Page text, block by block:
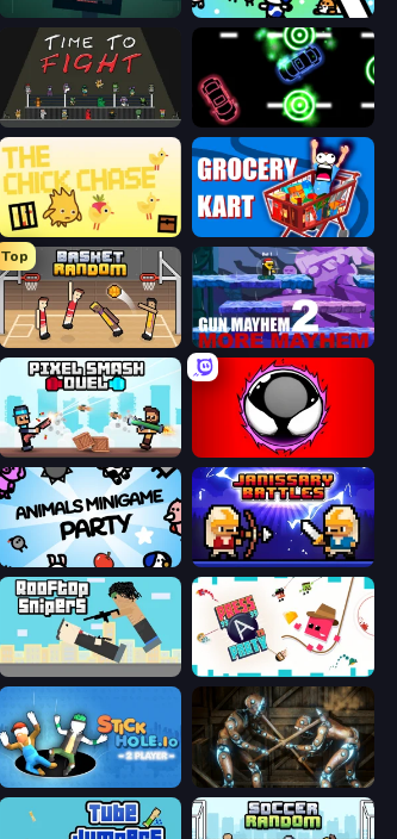
Rotator KNOCKOUTS!
Time to Fight Glowit - Two Players
The Chick Chase Grocery Kart
Top
Basket Random Gun Mayhem 2
Pixel Smash Duel Splatmans
Animals Minigame Party Janissary Battles
Rooftop Snipers Press A to Party
Stickhole.io Striker Dummies